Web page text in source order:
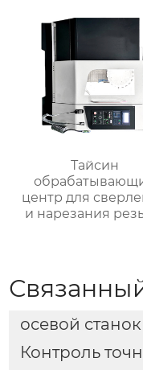
Тайсин
центр для
и нарезания
осевой
Контроль